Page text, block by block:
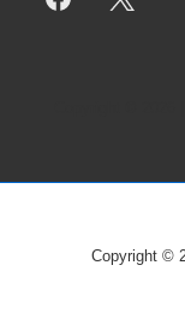
Copyright ©